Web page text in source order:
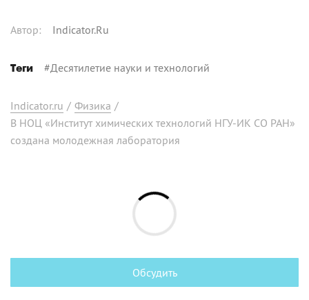
Автор: Indicator.Ru
Теги #Десятилетие науки и технологий
Indicator.ru / Физика /
В НОЦ «Институт химических технологий НГУ-ИК СО РАН»
создана молодежная лаборатория
Обсудить